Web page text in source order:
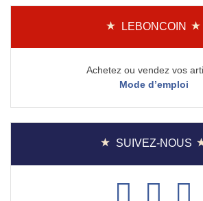
LEBONCOIN
Achetez ou vendez vos
Mode d’emploi
SUIVEZ-NOUS